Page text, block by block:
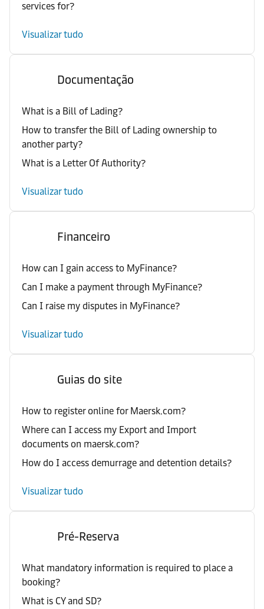
services for?
Visualizar tudo
Documentação
What is a Bill of Lading?
How to transfer the Bill of Lading ownership to
another party?
What is a Letter Of Authority?
Visualizar tudo
Financeiro
How can I gain access to MyFinance?
Can I make a payment through MyFinance?
Can I raise my disputes in MyFinance?
Visualizar tudo
Guias do site
How to register online for Maersk.com?
Where can I access my Export and Import
documents on maersk.com?
How do I access demurrage and detention details?
Visualizar tudo
Pré-Reserva
What mandatory information is required to place a
booking?
What is CY and SD?